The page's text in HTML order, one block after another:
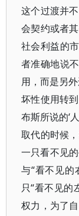
这个过渡并
会契约或者
社会利益的
者准确地说
用，而是另
坏性使用转
布斯所说的‘
取代的时候
一只看不见
与“看不见的
只“看不见的
权力，为了